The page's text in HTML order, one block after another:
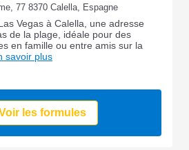
77 8370 Calella, Espagne
Vegas à Calella, une adresse
de la plage, idéale pour des
en famille ou entre amis sur la
savoir plus
les formules